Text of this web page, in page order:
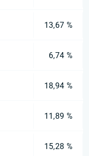
13,67 %
6,74 %
18,94 %
11,89 %
15,28 %